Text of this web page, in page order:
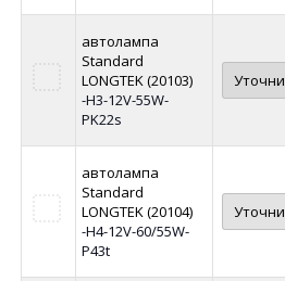
автолампа
Standard
LONGTEK (20103)
-H3-12V-55W-
PK22s
автолампа
Standard
LONGTEK (20104)
-H4-12V-60/55W-
P43t